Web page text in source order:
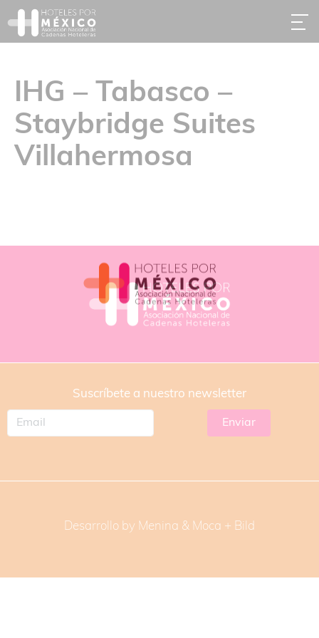
IHG – Tabasco –
Staybridge Suites
Villahermosa
Suscríbete a nuestro newsletter
Desarrollo by Menina & Moca + Bild